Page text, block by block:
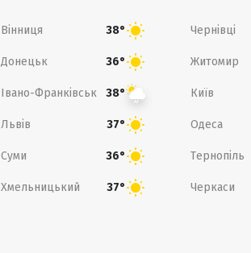
Вінниця 38° Чернівці
Донецьк 36° Житомир
Івано-Франківськ 38° Київ
Львів 37° Одеса
Суми 36° Тернопіль
Хмельницький 37° Черкаси